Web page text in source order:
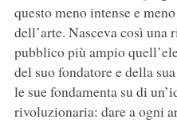
questo meno intense e
dell’arte. Nasceva così
pubblico più ampio
del suo fondatore e della
le sue fondamenta su di
rivoluzionaria: dare a ogni